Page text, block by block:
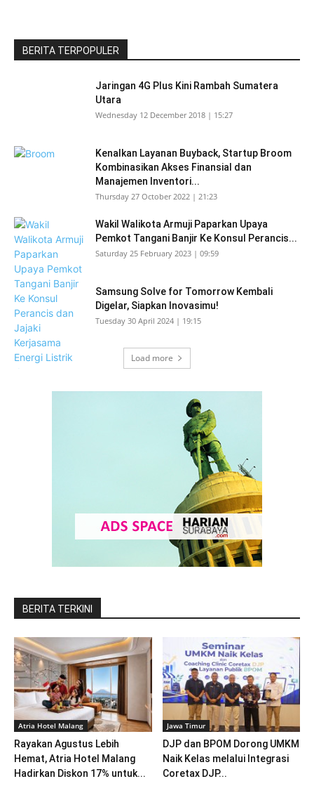
BERITA TERPOPULER
Jaringan 4G Plus Kini Rambah Sumatera
Utara
Wednesday 12 December 2018 | 15:27
Kenalkan Layanan Buyback, Startup Broom
Kombinasikan Akses Finansial dan
Manajemen Inventori...
Thursday 27 October 2022 | 21:23
Wakil Walikota Armuji Paparkan Upaya
Pemkot Tangani Banjir Ke Konsul Perancis...
Saturday 25 February 2023 | 09:59
Samsung Solve for Tomorrow Kembali
Digelar, Siapkan Inovasimu!
Tuesday 30 April 2024 | 19:15
Load more
BERITA TERKINI
Atria Hotel Malang
Rayakan Agustus Lebih
Hemat, Atria Hotel Malang
Hadirkan Diskon 17% untuk...
Jawa Timur
DJP dan BPOM Dorong UMKM
Naik Kelas melalui Integrasi
Coretax DJP...